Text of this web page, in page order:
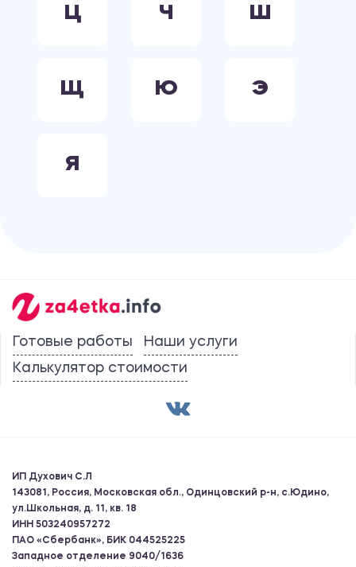
Ц Ч Ш
Щ Ю Э
Я
Готовые работы
Наши услуги
Калькулятор стоимости
ИП Духович С.Л
143081, Россия, Московская обл., Одинцовский р-н, с.Юдино,
ул.Школьная, д. 11, кв. 18
ИНН 503240957272
ПАО «Сбербанк», БИК 044525225
Западное отделение 9040/1636